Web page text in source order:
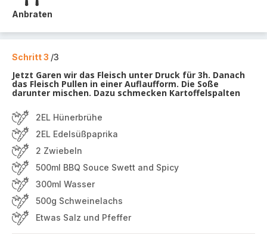
Anbraten
Schritt 3 /3
Jetzt Garen wir das Fleisch unter Druck für 3h. Danach
das Fleisch Pullen in einer Auflaufform. Die Soße
darunter mischen. Dazu schmecken Kartoffelspalten
2EL Hünerbrühe
2EL Edelsüßpaprika
2 Zwiebeln
500ml BBQ Souce Swett and Spicy
300ml Wasser
500g Schweinelachs
Etwas Salz und Pfeffer